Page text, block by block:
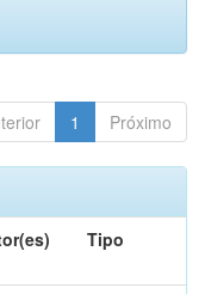
1 Próximo
Tipo